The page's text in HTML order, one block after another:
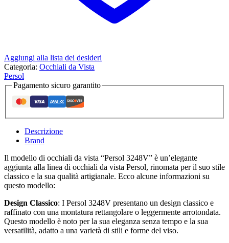
Aggiungi alla lista dei desideri
Categoria: Occhiali da Vista
Persol
Pagamento sicuro garantito
Descrizione
Brand
Il modello di occhiali da vista “Persol 3248V” è un’elegante
aggiunta alla linea di occhiali da vista Persol, rinomata per il suo stile
classico e la sua qualità artigianale. Ecco alcune informazioni su
questo modello:
Design Classico: I Persol 3248V presentano un design classico e
raffinato con una montatura rettangolare o leggermente arrotondata.
Questo modello è noto per la sua eleganza senza tempo e la sua
versatilità, adatto a una varietà di stili e forme del viso.